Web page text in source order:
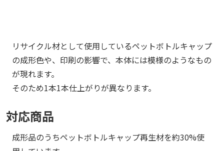
リサイクル材として使用しているペットボトルキャップ
の成形色や、印刷の影響で、本体には模様のようなもの
が現れます。
そのため1本1本仕上がりが異なります。
対応商品
成形品のうちペットボトルキャップ再生材を約30%使